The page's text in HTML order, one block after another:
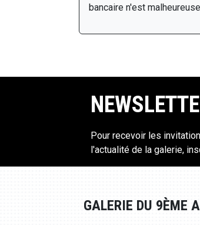
bancaire n'est
Pour recevoir les
l'actualité de la galerie,
GALERIE DU 9ÈME